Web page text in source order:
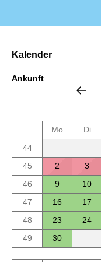
Kalender
Ankunft
Mo
Di
44
45
2 3
46
9 10
47
16 17
48
23 24
49
30